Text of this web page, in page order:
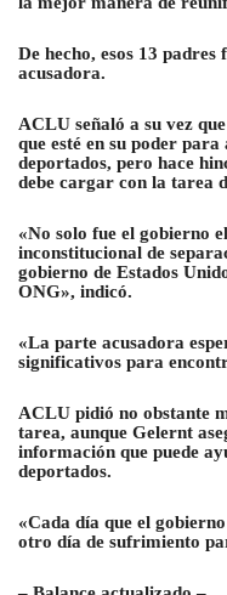
De hecho, esos 13
acusadora.
ACLU señaló a su vez
que esté en su poder
deportados, pero hace
debe cargar con la tarea
«No solo fue el gobierno
inconstitucional de
gobierno de Estados
ONG», indicó.
«La parte acusadora
significativos para
ACLU pidió no obstante
tarea, aunque Gelernt
información que puede
deportados.
«Cada día que el
otro día de sufrimiento